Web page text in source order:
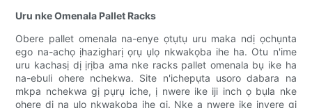
Uru nke Omenala Pallet Racks
Obere pallet omenala na-enye ọtụtụ uru maka ndị ọchụnta
ego na-achọ ịhazigharị ọrụ ụlọ nkwakọba ihe ha. Otu n'ime
uru kachasị dị ịrịba ama nke racks pallet omenala bụ ike ha
na-ebuli ohere nchekwa. Site n'ichepụta usoro dabara na
mkpa nchekwa gị pụrụ iche, ị nwere ike iji inch ọ bụla nke
ohere dị na ụlọ nkwakọba ihe gị. Nke a nwere ike inyere gị